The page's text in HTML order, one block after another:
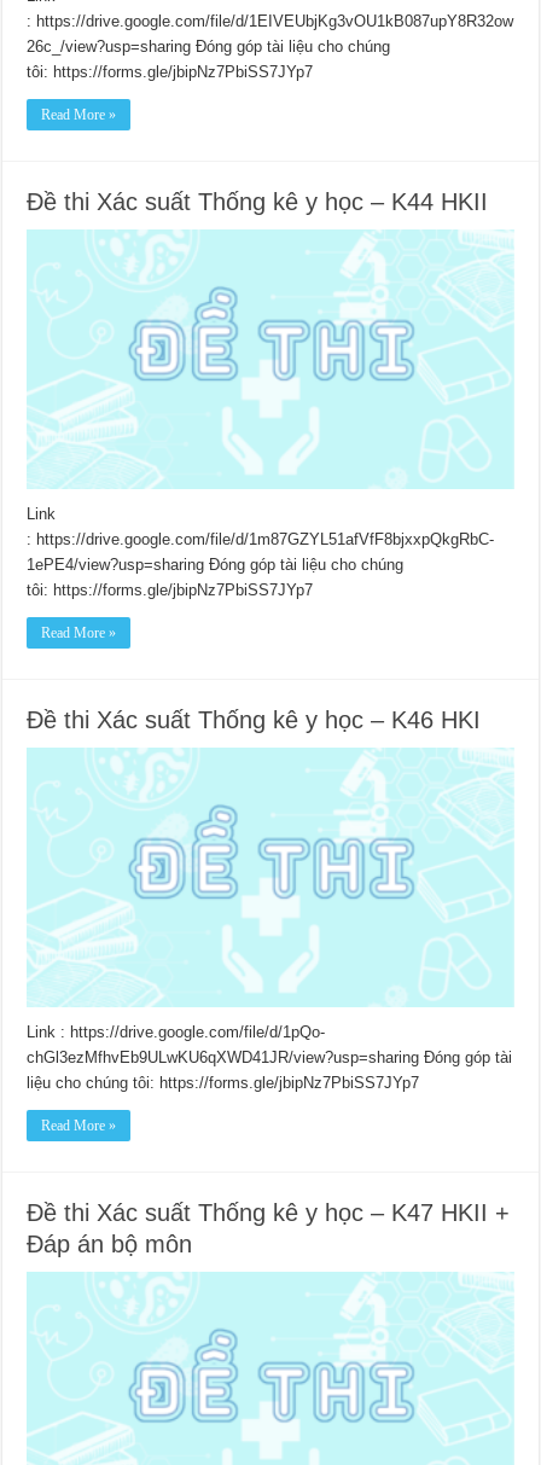
: https://drive.google.com/file/d/1EIVEUbjKg3vOU1kB087upY8R32ow
26c_/view?usp=sharing Đóng góp tài liệu cho chúng
tôi: https://forms.gle/jbipNz7PbiSS7JYp7
Read More »
Đề thi Xác suất Thống kê y học – K44 HKII
Link
: https://drive.google.com/file/d/1m87GZYL51afVfF8bjxxpQkgRbC-
1ePE4/view?usp=sharing Đóng góp tài liệu cho chúng
tôi: https://forms.gle/jbipNz7PbiSS7JYp7
Read More »
Đề thi Xác suất Thống kê y học – K46 HKI
Link : https://drive.google.com/file/d/1pQo-
chGl3ezMfhvEb9ULwKU6qXWD41JR/view?usp=sharing Đóng góp tài
liệu cho chúng tôi: https://forms.gle/jbipNz7PbiSS7JYp7
Read More »
Đề thi Xác suất Thống kê y học – K47 HKII +
Đáp án bộ môn